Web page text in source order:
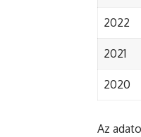
2022
2021
2020
Az